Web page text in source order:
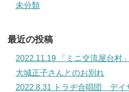
未分類
最近の投稿
2022.11.19 「ミニ交流屋台村
大城正子さんとのお別れ
2022.8.31 トラヂ合唱団 デイ